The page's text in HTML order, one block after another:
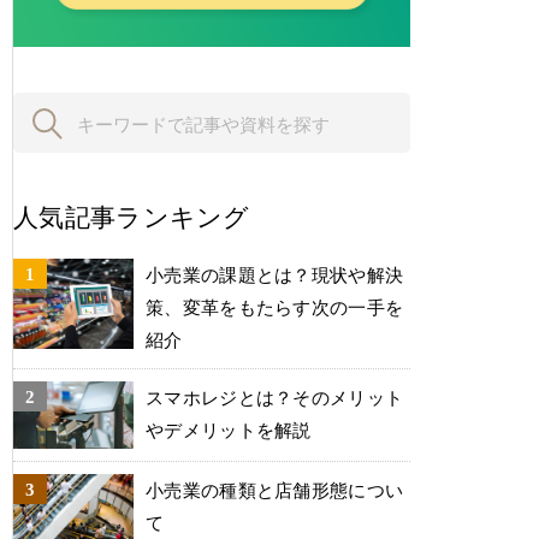
人気記事ランキング
小売業の課題とは？現状や解決
策、変革をもたらす次の一手を
紹介
スマホレジとは？そのメリット
やデメリットを解説
小売業の種類と店舗形態につい
て